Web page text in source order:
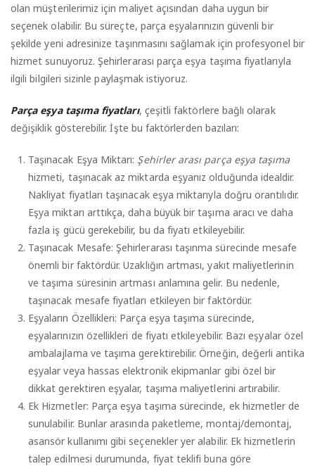
olan müşterilerimiz için maliyet açısından daha uygun bir
seçenek olabilir. Bu süreçte, parça eşyalarınızın güvenli bir
şekilde yeni adresinize taşınmasını sağlamak için profesyonel bir
hizmet sunuyoruz. Şehirlerarası parça eşya taşıma fiyatlarıyla
ilgili bilgileri sizinle paylaşmak istiyoruz.
Parça eşya taşıma fiyatları, çeşitli faktörlere bağlı olarak
değişiklik gösterebilir. İşte bu faktörlerden bazıları:
Taşınacak Eşya Miktarı: Şehirler arası parça eşya taşıma
hizmeti, taşınacak az miktarda eşyanız olduğunda idealdir.
Nakliyat fiyatları taşınacak eşya miktarıyla doğru orantılıdır.
Eşya miktarı arttıkça, daha büyük bir taşıma aracı ve daha
fazla iş gücü gerekebilir, bu da fiyatı etkileyebilir.
Taşınacak Mesafe: Şehirlerarası taşınma sürecinde mesafe
önemli bir faktördür. Uzaklığın artması, yakıt maliyetlerinin
ve taşıma süresinin artması anlamına gelir. Bu nedenle,
taşınacak mesafe fiyatları etkileyen bir faktördür.
Eşyaların Özellikleri: Parça eşya taşıma sürecinde,
eşyalarınızın özellikleri de fiyatı etkileyebilir. Bazı eşyalar özel
ambalajlama ve taşıma gerektirebilir. Örneğin, değerli antika
eşyalar veya hassas elektronik ekipmanlar gibi özel bir
dikkat gerektiren eşyalar, taşıma maliyetlerini artırabilir.
Ek Hizmetler: Parça eşya taşıma sürecinde, ek hizmetler de
sunulabilir. Bunlar arasında paketleme, montaj/demontaj,
asansör kullanımı gibi seçenekler yer alabilir. Ek hizmetlerin
talep edilmesi durumunda, fiyat teklifi buna göre